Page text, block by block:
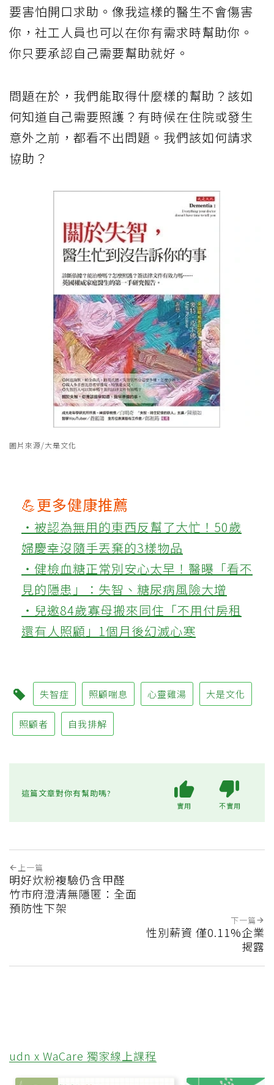
要害怕開口求助。像我這樣的醫生不會傷害
你，社工人員也可以在你有需求時幫助你。
你只要承認自己需要幫助就好。
問題在於，我們能取得什麼樣的幫助？該如
何知道自己需要照護？有時候在住院或發生
意外之前，都看不出問題。我們該如何請求
協助？
圖片來源/大是文化
💪更多健康推薦
‧被認為無用的東西反幫了大忙！50歲
婦慶幸沒隨手丟棄的3樣物品
‧健檢血糖正常別安心太早！醫曝「看不
見的隱患」：失智、糖尿病風險大增
‧兒邀84歲寡母搬來同住「不用付房租
還有人照顧」1個月後幻滅心寒
失智症 照顧喘息 心靈雞湯 大是文化
照顧者 自我排解
這篇文章對你有幫助嗎?
實用 不實用
上一篇
明好炊粉複驗仍含甲醛
竹市府澄清無隱匿：全面
預防性下架
下一篇
性別薪資 僅0.11%企業
揭露
udn x WaCare 獨家線上課程